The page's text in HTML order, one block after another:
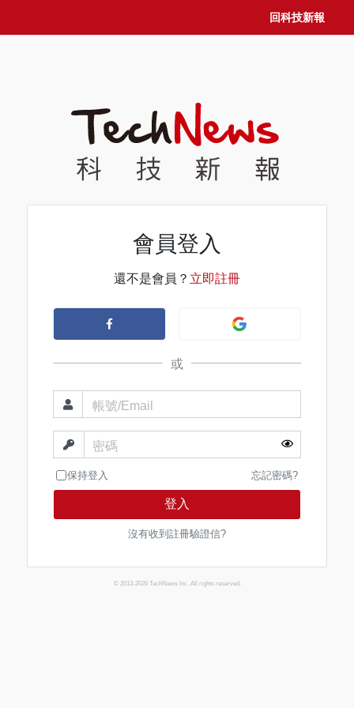
回科技新報
會員登入
還不是會員？ 立即註冊
或
帳號/Email
密碼
保持登入 忘記密碼?
登入
沒有收到註冊驗證信?
© 2013-2026 TechNews Inc. All rights reserved.